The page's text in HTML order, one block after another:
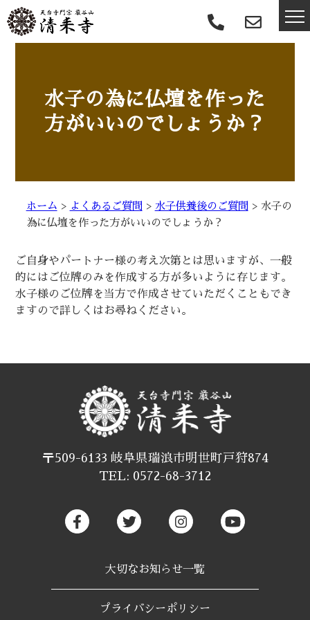
水子の為に仏壇を作った
方がいいのでしょうか？
ホーム > よくあるご質問 > 水子供養後のご質問 > 水子の
為に仏壇を作った方がいいのでしょうか？
ご自身やパートナー様の考え次第とは思いますが、一般
的にはご位牌のみを作成する方が多いように存じます。
水子様のご位牌を当方で作成させていただくこともでき
ますので詳しくはお尋ねください。
〒509-6133 岐阜県瑞浪市明世町戸狩874
TEL: 0572-68-3712
大切なお知らせ一覧
プライバシーポリシー